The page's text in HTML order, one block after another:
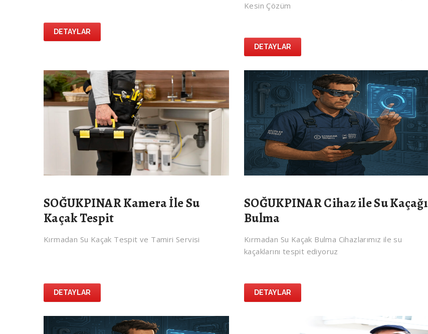
DETAYLAR
Kesin Çözüm
DETAYLAR
SOĞUKPINAR Kamera İle Su
Kaçak Tespit
Kırmadan Su Kaçak Tespit ve Tamiri Servisi
DETAYLAR
SOĞUKPINAR Cihaz ile Su Kaçağı
Bulma
Kırmadan Su Kaçak Bulma Cihazlarımız ile su
kaçaklarını tespit ediyoruz
DETAYLAR